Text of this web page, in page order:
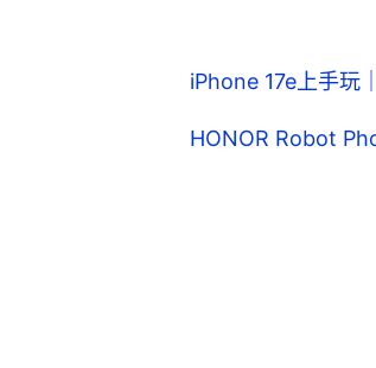
iPhone 17e上手玩
HONOR Robot